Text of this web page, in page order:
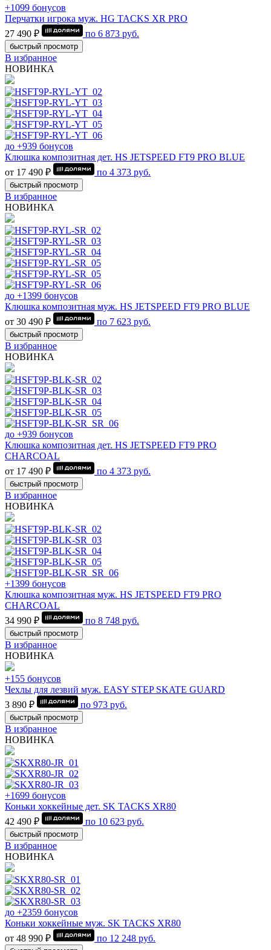
+1099 бонусов
Перчатки игрока муж. HG TACKS XR PRO
27 490 ₽
по 6 873 руб.
быстрый просмотр
В избранное
НОВИНКА
до +939 бонусов
Клюшка композитная дет. HS JETSPEED FT9 PRO BLUE
от 17 490 ₽
по 4 373 руб.
быстрый просмотр
В избранное
НОВИНКА
до +1399 бонусов
Клюшка композитная муж. HS JETSPEED FT9 PRO BLUE
от 30 490 ₽
по 7 623 руб.
быстрый просмотр
В избранное
НОВИНКА
до +939 бонусов
Клюшка композитная дет. HS JETSPEED FT9 PRO
CHARCOAL
от 17 490 ₽
по 4 373 руб.
быстрый просмотр
В избранное
НОВИНКА
+1399 бонусов
Клюшка композитная муж. HS JETSPEED FT9 PRO
CHARCOAL
34 990 ₽
по 8 748 руб.
быстрый просмотр
В избранное
НОВИНКА
+155 бонусов
Чехлы для лезвий муж. EASY STEP SKATE GUARD
3 890 ₽
по 973 руб.
быстрый просмотр
В избранное
НОВИНКА
+1699 бонусов
Коньки хоккейные дет. SK TACKS XR80
42 490 ₽
по 10 623 руб.
быстрый просмотр
В избранное
НОВИНКА
до +2359 бонусов
Коньки хоккейные муж. SK TACKS XR80
от 48 990 ₽
по 12 248 руб.